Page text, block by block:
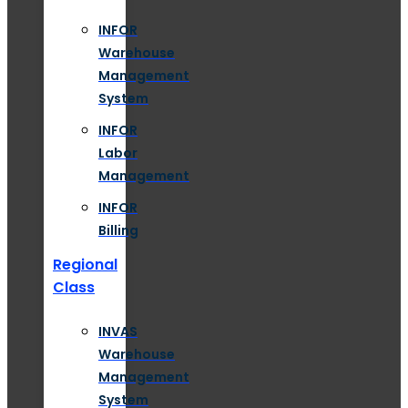
INFOR
Warehouse
Management
System
INFOR
Labor
Management
INFOR
Billing
Regional
Class
INVAS
Warehouse
Management
System